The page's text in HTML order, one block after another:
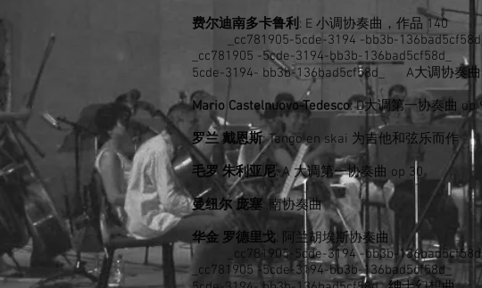
费尔迪南多卡鲁利: E 小调协奏曲，作品 140
_cc781905-5cde-3194 -bb3b-
_cc781905 -5cde-3194-bb3b-136bad5cf58d_
5cde-3194- bb3b-136bad5cf58d_ A大调协奏曲
Mario Castelnuovo-Tedesco: D大调第一协奏曲 op
罗兰 戴恩斯: Tango en skai 为吉他和弦乐而作
毛罗 朱利亚尼: A 大调第一协奏曲 op 30
曼纽尔 庞塞: 南协奏曲
华金 罗德里戈: 阿兰胡埃斯协奏曲
_cc781905-5cde-3194 -bb3b-
_cc781905 -5cde-3194-bb3b-136bad5cf58d_